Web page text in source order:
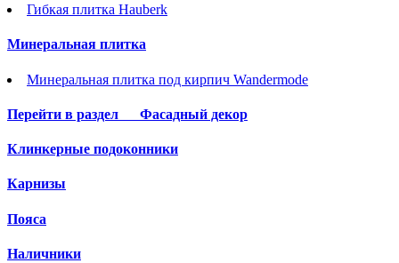
Гибкая плитка Hauberk
Минеральная плитка
Минеральная плитка под кирпич Wandermode
Перейти в раздел Фасадный декор
Клинкерные подоконники
Карнизы
Пояса
Наличники